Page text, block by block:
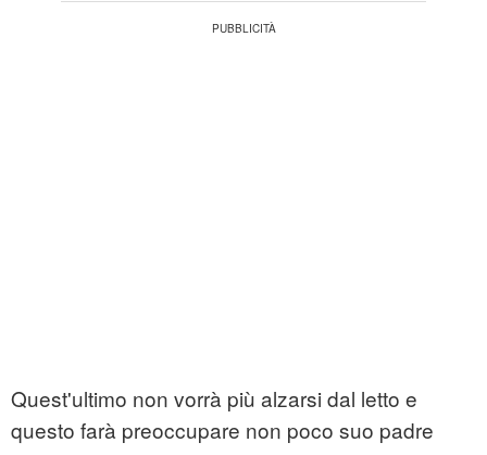
Quest'ultimo non vorrà più alzarsi dal letto e
questo farà preoccupare non poco suo padre